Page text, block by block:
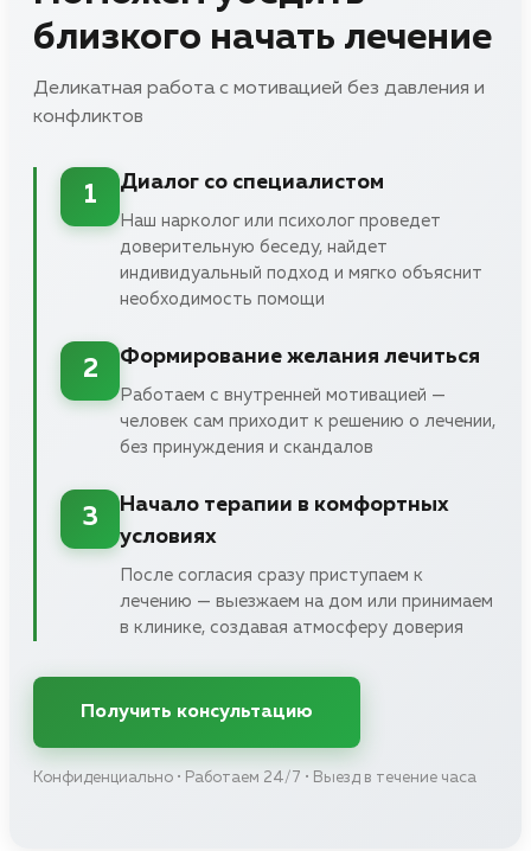
близкого начать лечение
Деликатная работа с мотивацией без давления и
конфликтов
1
Диалог со специалистом
Наш нарколог или психолог проведет
доверительную беседу, найдет
индивидуальный подход и мягко объяснит
необходимость помощи
2
Формирование желания лечиться
Работаем с внутренней мотивацией —
человек сам приходит к решению о лечении,
без принуждения и скандалов
3
Начало терапии в комфортных
условиях
После согласия сразу приступаем к
лечению — выезжаем на дом или принимаем
в клинике, создавая атмосферу доверия
Получить консультацию
Конфиденциально • Работаем 24/7 • Выезд в течение часа